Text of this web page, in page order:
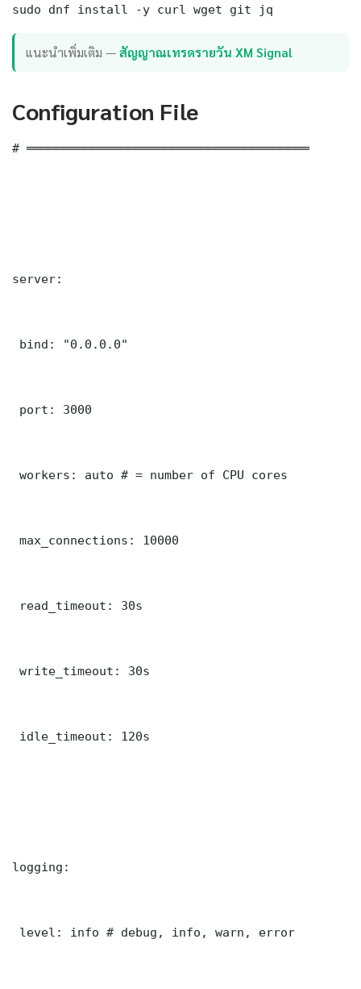
sudo dnf install -y curl wget git jq
แนะนำเพิ่มเติม —สัญญาณเทรดรายวัน XM Signal
Configuration File
# ═══════════════════════════════════════
server:
bind: "0.0.0.0"
port: 3000
workers: auto # = number of CPU cores
max_connections: 10000
read_timeout: 30s
write_timeout: 30s
idle_timeout: 120s
logging:
level: info # debug, info, warn, error